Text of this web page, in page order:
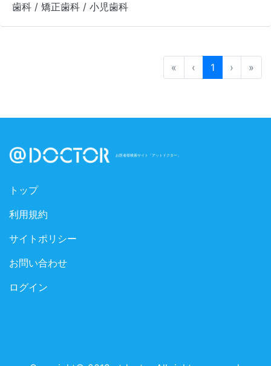
歯科 / 矯正歯科 / 小児歯科
« ‹ 1 › »
お医者様検索サイト「アットドクター」
トップ
利用規約
サイトポリシー
お問い合わせ
ログイン